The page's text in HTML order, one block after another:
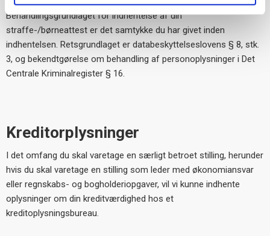
Behandlingsgrundlaget for indhentelse af din
straffe-/børneattest er det samtykke du har givet inden
indhentelsen. Retsgrundlaget er databeskyttelseslovens § 8, stk.
3, og bekendtgørelse om behandling af personoplysninger i Det
Centrale Kriminalregister § 16.
Kreditorplysninger
I det omfang du skal varetage en særligt betroet stilling, herunder
hvis du skal varetage en stilling som leder med økonomiansvar
eller regnskabs- og bogholderiopgaver, vil vi kunne indhente
oplysninger om din kreditværdighed hos et
kreditoplysningsbureau.